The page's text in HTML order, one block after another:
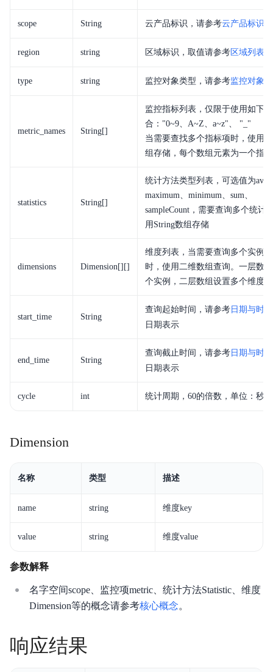
scope String 云产品标识，请参考云产品标识
region string 区域标识，取值请参考 区域列表
type string 监控对象类型，请参考监控对象
metric_names String[]
监控指标列表，仅限于使用如下
合："0~9、A~Z、a~z"、 "_"
当需要查找多个指标项时，使用
组存储，每个数组元素为一个指
statistics String[]
统计方法类型列表，可选值为
maximum、minimum、sum、
sampleCount，需要查询多个统计
用String数组存储
dimensions Dimension[][]
维度列表，当需要查询多个实例
时，使用二维数组查询。一层数
个实例，二层数组设置多个维度
start_time String
查询起始时间，请参考 日期与时间
日期表示
end_time String
查询截止时间，请参考 日期与时间
日期表示
cycle int 统计周期，60的倍数，单位：秒
Dimension
名称 类型 描述
name string 维度key
value string 维度value
参数解释
名字空间scope、监控项metric、统计方法Statistic、维度
Dimension等的概念请参考核心概念。
响应结果